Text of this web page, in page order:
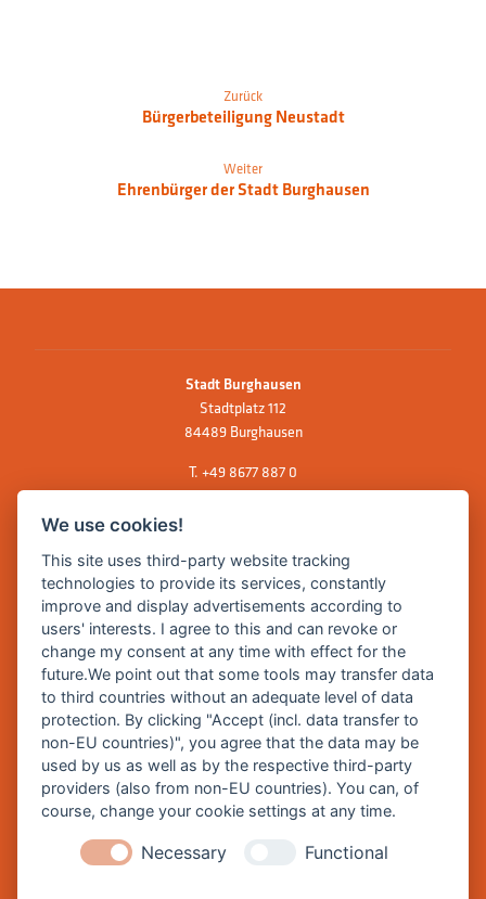
Zurück
Bürgerbeteiligung Neustadt
Weiter
Ehrenbürger der Stadt Burghausen
Stadt Burghausen
Stadtplatz 112
84489 Burghausen
T. +49 8677 887 0
E Mail:
Zentrale Webseite der Stadt Burghausen:
www.burghausen.de
Burghausen in leichter Sprache
So funktioniert burghausen.de
Inhalte von burghausen.de
We use cookies!
This site uses third-party website tracking
technologies to provide its services, constantly
improve and display advertisements according to
users' interests. I agree to this and can revoke or
change my consent at any time with effect for the
future.We point out that some tools may transfer data
to third countries without an adequate level of data
protection. By clicking "Accept (incl. data transfer to
non-EU countries)", you agree that the data may be
used by us as well as by the respective third-party
providers (also from non-EU countries). You can, of
course, change your cookie settings at any time.
Necessary Functional